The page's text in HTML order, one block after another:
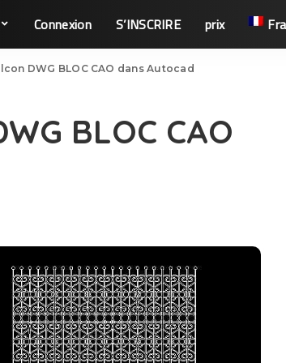
Connexion S’INSCRIRE prix
DWG BLOC CAO dans Autocad
BLOC CAO